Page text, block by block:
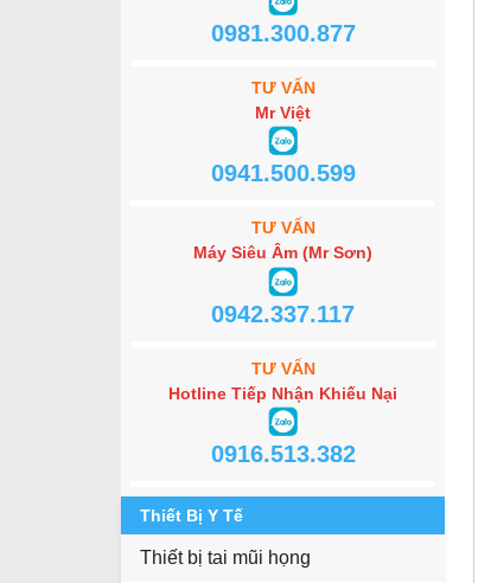
0981.300.877
TƯ VẤN
Mr Việt
0941.500.599
TƯ VẤN
Máy Siêu Âm (Mr Sơn)
0942.337.117
TƯ VẤN
Hotline Tiếp Nhận Khiếu Nại
0916.513.382
Thiết Bị Y Tế
Thiết bị tai mũi họng